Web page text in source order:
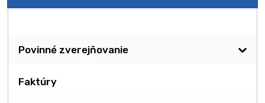
Povinné zverejňovanie
Faktúry